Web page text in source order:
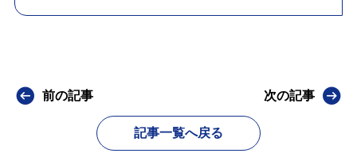
前の記事
記事一覧へ戻る
次の記事